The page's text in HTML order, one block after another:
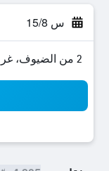
س 15/8
2 من الضيوف، غرفة واحدة